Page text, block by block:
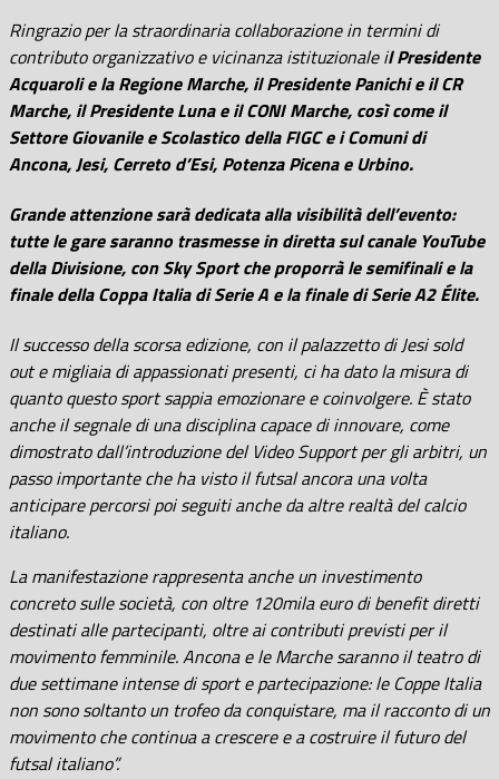
Ringrazio per la straordinaria collaborazione in termini di
contributo organizzativo e vicinanza istituzionale il Presidente
Acquaroli e la Regione Marche, il Presidente Panichi e il CR
Marche, il Presidente Luna e il CONI Marche, così come il
Settore Giovanile e Scolastico della FIGC e i Comuni di
Ancona, Jesi, Cerreto d’Esi, Potenza Picena e Urbino.
Grande attenzione sarà dedicata alla visibilità dell’evento:
tutte le gare saranno trasmesse in diretta sul canale YouTube
della Divisione, con Sky Sport che proporrà le semifinali e la
finale della Coppa Italia di Serie A e la finale di Serie A2 Élite.
Il successo della scorsa edizione, con il palazzetto di Jesi sold
out e migliaia di appassionati presenti, ci ha dato la misura di
quanto questo sport sappia emozionare e coinvolgere. È stato
anche il segnale di una disciplina capace di innovare, come
dimostrato dall’introduzione del Video Support per gli arbitri, un
passo importante che ha visto il futsal ancora una volta
anticipare percorsi poi seguiti anche da altre realtà del calcio
italiano.
La manifestazione rappresenta anche un investimento
concreto sulle società, con oltre 120mila euro di benefit diretti
destinati alle partecipanti, oltre ai contributi previsti per il
movimento femminile. Ancona e le Marche saranno il teatro di
due settimane intense di sport e partecipazione: le Coppe Italia
non sono soltanto un trofeo da conquistare, ma il racconto di un
movimento che continua a crescere e a costruire il futuro del
futsal italiano”.